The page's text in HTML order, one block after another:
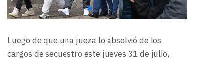
Luego de que una jueza lo absolvió de los
cargos de secuestro este jueves 31 de julio,